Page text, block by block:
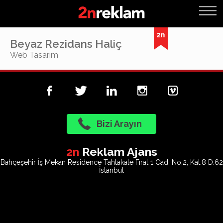
Beyaz Rezidans Haliç
Web Tasarım
Bizi Arayın
2nReklam Ajans
Bahçeşehir İş Mekan Residence Tahtakale Fırat 1 Cad: No:2, Kat:8 D:62
İstanbul